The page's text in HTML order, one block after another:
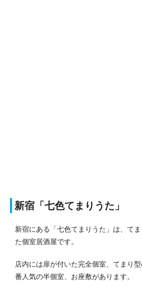
新宿「七色てまりうた」
新宿にある「七色てまりうた」は、て
た個室居酒屋です。
店内には扉が付いた完全個室、てまり
番人気の半個室、お座敷があります。